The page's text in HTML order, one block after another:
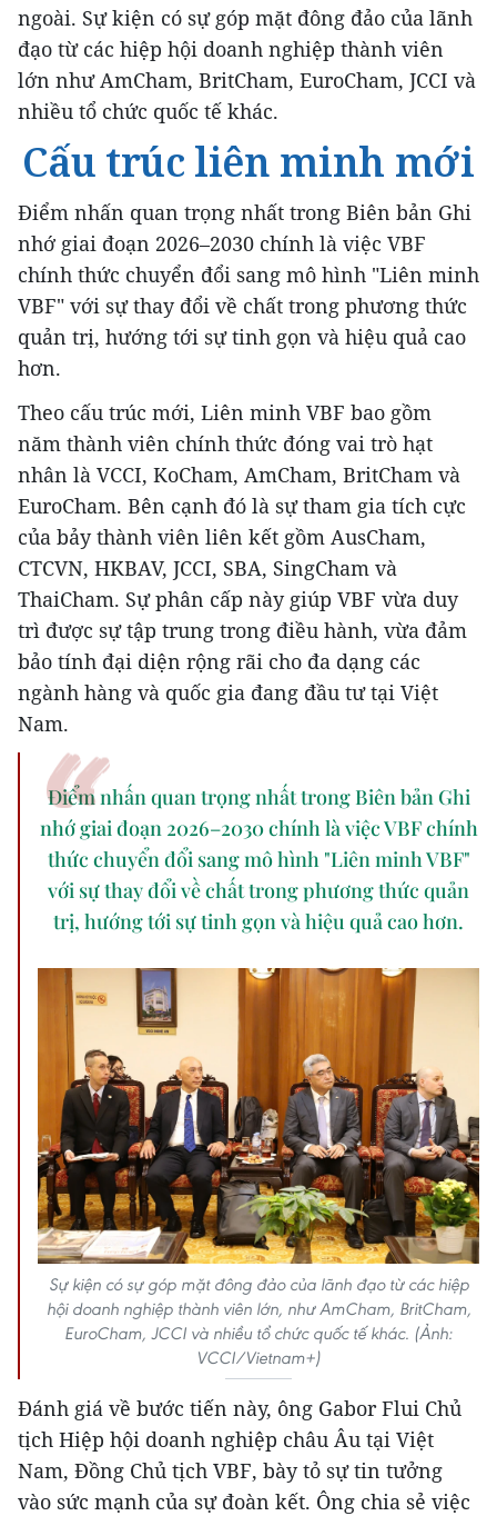
ngoài. Sự kiện có sự góp mặt đông đảo của lãnh
đạo từ các hiệp hội doanh nghiệp thành viên
lớn như AmCham, BritCham, EuroCham, JCCI và
nhiều tổ chức quốc tế khác.
Cấu trúc liên minh mới
Điểm nhấn quan trọng nhất trong Biên bản Ghi
nhớ giai đoạn 2026–2030 chính là việc VBF
chính thức chuyển đổi sang mô hình "Liên minh
VBF" với sự thay đổi về chất trong phương thức
quản trị, hướng tới sự tinh gọn và hiệu quả cao
hơn.
Theo cấu trúc mới, Liên minh VBF bao gồm
năm thành viên chính thức đóng vai trò hạt
nhân là VCCI, KoCham, AmCham, BritCham và
EuroCham. Bên cạnh đó là sự tham gia tích cực
của bảy thành viên liên kết gồm AusCham,
CTCVN, HKBAV, JCCI, SBA, SingCham và
ThaiCham. Sự phân cấp này giúp VBF vừa duy
trì được sự tập trung trong điều hành, vừa đảm
bảo tính đại diện rộng rãi cho đa dạng các
ngành hàng và quốc gia đang đầu tư tại Việt
Nam.
Điểm nhấn quan trọng nhất trong Biên bản Ghi
nhớ giai đoạn 2026–2030 chính là việc VBF chính
thức chuyển đổi sang mô hình "Liên minh VBF"
với sự thay đổi về chất trong phương thức quản
trị, hướng tới sự tinh gọn và hiệu quả cao hơn.
Sự kiện có sự góp mặt đông đảo của lãnh đạo từ các hiệp
hội doanh nghiệp thành viên lớn, như AmCham, BritCham,
EuroCham, JCCI và nhiều tổ chức quốc tế khác. (Ảnh:
VCCI/Vietnam+)
Đánh giá về bước tiến này, ông Gabor Flui Chủ
tịch Hiệp hội doanh nghiệp châu Âu tại Việt
Nam, Đồng Chủ tịch VBF, bày tỏ sự tin tưởng
vào sức mạnh của sự đoàn kết. Ông chia sẻ việc